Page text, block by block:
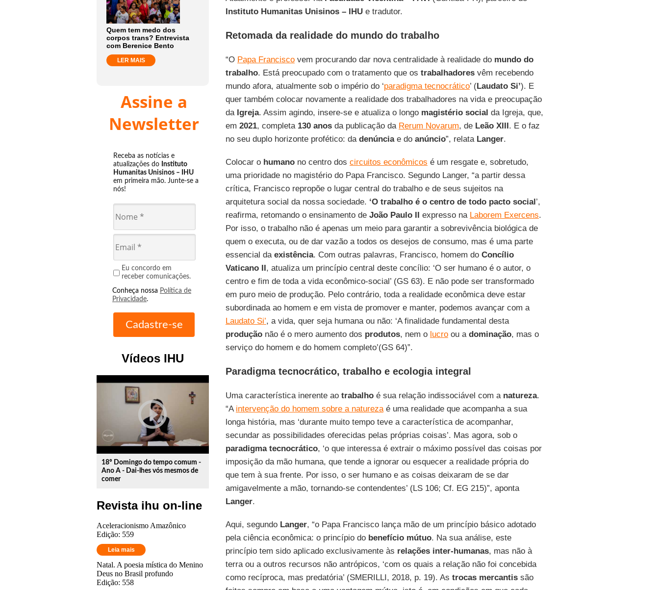
Quem tem medo dos
corpos trans? Entrevista
com Berenice Bento
LER MAIS
Assine a
Newsletter
Receba as notícias e
atualizações do Instituto
Humanitas Unisinos – IHU
em primeira mão. Junte-se a
nós!
Eu concordo em
receber comunicações.
Conheça nossa Política de
Privacidade.
Vídeos IHU
play_circle_outline
18º Domingo do tempo comum -
Ano A - Dai-lhes vós mesmos de
comer
Revista ihu on-line
Aceleracionismo Amazônico
Edição: 559
Leia mais
Natal. A poesia mística do Menino
Deus no Brasil profundo
Edição: 558
Instituto Humanitas Unisinos – IHUe tradutor.
Retomada da realidade do mundo do trabalho
“O Papa Franciscovem procurando dar nova centralidade à realidade do mundo do
trabalho. Está preocupado com o tratamento que os trabalhadoresvêm recebendo
mundo afora, atualmente sob o império do ‘paradigma tecnocrático’ (Laudato Si’). E
quer também colocar novamente a realidade dos trabalhadores na vida e preocupação
da Igreja. Assim agindo, insere-se e atualiza o longo magistério social da Igreja, que,
em 2021, completa 130 anosda publicação da Rerum Novarum, de Leão XIII. E o faz
no seu duplo horizonte profético: da denúnciae do anúncio”, relata Langer.
Colocar o humanono centro dos circuitos econômicos é um resgate e, sobretudo,
uma prioridade no magistério do Papa Francisco. Segundo Langer, “a partir dessa
crítica, Francisco repropõe o lugar central do trabalho e de seus sujeitos na
arquitetura social da nossa sociedade. ‘O trabalho é o centro de todo pacto social’,
reafirma, retomando o ensinamento de João Paulo II expresso na Laborem Exercens.
Por isso, o trabalho não é apenas um meio para garantir a sobrevivência biológica de
quem o executa, ou de dar vazão a todos os desejos de consumo, mas é uma parte
essencial da existência. Com outras palavras, Francisco, homem doConcílio
Vaticano II, atualiza um princípio central deste concílio: ‘O ser humano é o autor, o
centro e fim de toda a vida econômico-social’ (GS 63). E não pode ser transformado
em puro meio de produção. Pelo contrário, toda a realidade econômica deve estar
subordinada ao homem e em vista de promover e manter, podemos avançar com a
Laudato Si’, a vida, quer seja humana ou não: ‘A finalidade fundamental desta
produçãonão é o mero aumento dos produtos, nem o lucroou a dominação, mas o
serviço do homem e do homem completo’(GS 64)”.
Paradigma tecnocrático, trabalho e ecologia integral
Uma característica inerente ao trabalhoé sua relação indissociável com a natureza.
“A intervenção do homem sobre a naturezaé uma realidade que acompanha a sua
longa história, mas ‘durante muito tempo teve a característica de acompanhar,
secundar as possibilidades oferecidas pelas próprias coisas’. Mas agora, sob o
paradigma tecnocrático, ‘o que interessa é extrair o máximo possível das coisas por
imposição da mão humana, que tende a ignorar ou esquecer a realidade própria do
que tem à sua frente. Por isso, o ser humano e as coisas deixaram de se dar
amigavelmente a mão, tornando-se contendentes’ (LS 106; Cf. EG 215)”, aponta
Langer.
Aqui, segundo Langer, “o Papa Francisco lança mão de um princípio básico adotado
pela ciência econômica: o princípio do benefício mútuo. Na sua análise, este
princípio tem sido aplicado exclusivamente às relações inter-humanas, mas não à
terra ou a outros recursos não antrópicos, ‘com os quais a relação não foi concebida
como recíproca, mas predatória’ (SMERILLI, 2018, p. 19). As trocas mercantissão